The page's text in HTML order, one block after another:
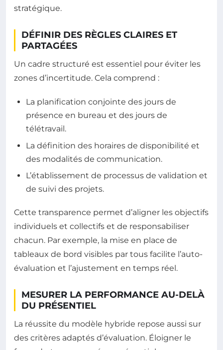
stratégique.
DÉFINIR DES RÈGLES CLAIRES ET
PARTAGÉES
Un cadre structuré est essentiel pour éviter les
zones d’incertitude. Cela comprend :
La planification conjointe des jours de
présence en bureau et des jours de
télétravail.
La définition des horaires de disponibilité et
des modalités de communication.
L’établissement de processus de validation et
de suivi des projets.
Cette transparence permet d’aligner les objectifs
individuels et collectifs et de responsabiliser
chacun. Par exemple, la mise en place de
tableaux de bord visibles par tous facilite l’auto-
évaluation et l’ajustement en temps réel.
MESURER LA PERFORMANCE AU-DELÀ
DU PRÉSENTIEL
La réussite du modèle hybride repose aussi sur
des critères adaptés d’évaluation. Éloigner le